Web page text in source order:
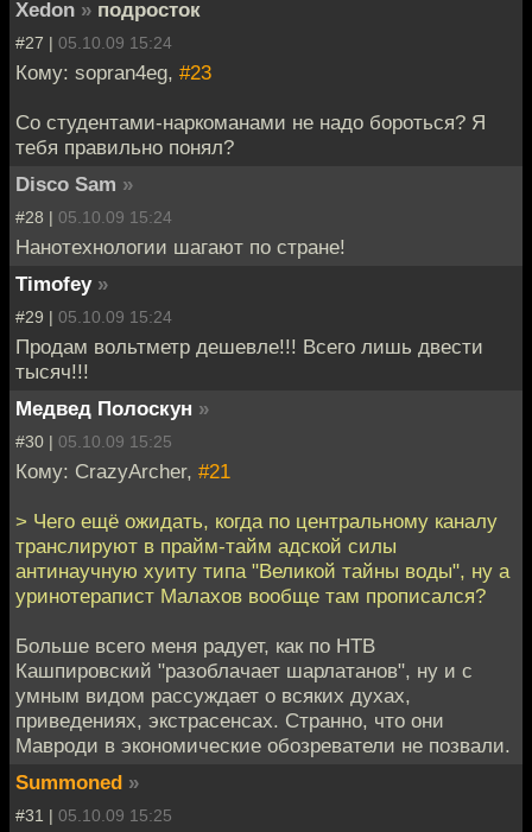
Xedon » подросток
#27 | 05.10.09 15:24
Кому: sopran4eg, #23
Cо студентами-наркоманами не надо бороться? Я
тебя правильно понял?
Disco Sam »
#28 | 05.10.09 15:24
Нанотехнологии шагают по стране!
Timofey »
#29 | 05.10.09 15:24
Продам вольтметр дешевле!!! Всего лишь двести
тысяч!!!
Медвед Полоскун »
#30 | 05.10.09 15:25
Кому: CrazyArcher, #21
> Чего ещё ожидать, когда по центральному каналу
транслируют в прайм-тайм адской силы
антинаучную хуиту типа "Великой тайны воды", ну а
уринотерапист Малахов вообще там прописался?
Больше всего меня радует, как по НТВ
Кашпировский "разоблачает шарлатанов", ну и с
умным видом рассуждает о всяких духах,
приведениях, экстрасенсах. Странно, что они
Мавроди в экономические обозреватели не позвали.
Summoned »
#31 | 05.10.09 15:25